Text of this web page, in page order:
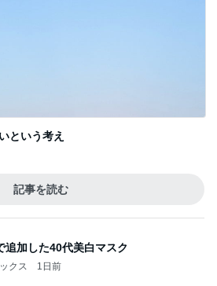
という考え
記事を読む
追加した40代美白マスク
クス 1日前